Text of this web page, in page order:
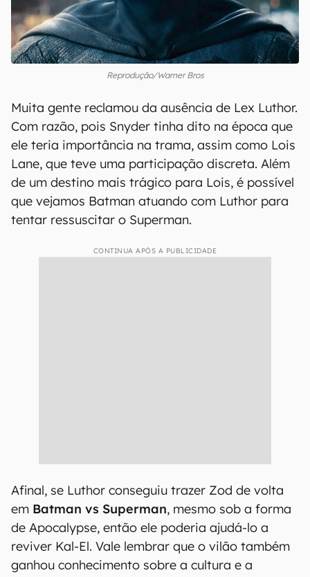
Reprodução/Warner Bros
Muita gente reclamou da ausência de Lex Luthor.
Com razão, pois Snyder tinha dito na época que
ele teria importância na trama, assim como Lois
Lane, que teve uma participação discreta. Além
de um destino mais trágico para Lois, é possível
que vejamos Batman atuando com Luthor para
tentar ressuscitar o Superman.
CONTINUA APÓS A PUBLICIDADE
Afinal, se Luthor conseguiu trazer Zod de volta
em Batman vs Superman, mesmo sob a forma
de Apocalypse, então ele poderia ajudá-lo a
reviver Kal-El. Vale lembrar que o vilão também
ganhou conhecimento sobre a cultura e a